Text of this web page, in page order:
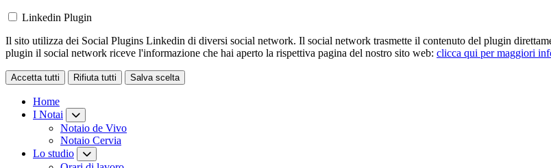
Linkedin Plugin
Il sito utilizza dei Social Plugins Linkedin di diversi social network. Il social network trasmette il contenuto del plugin
plugin il social network riceve l'informazione che hai aperto la rispettiva pagina del nostro sito web: clicca qui per maggiori
Accetta tutti Rifiuta tutti Salva scelta
Home
I Notai
Notaio de Vivo
Notaio Cervia
Lo studio